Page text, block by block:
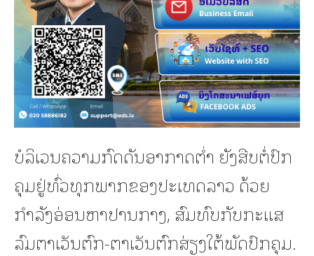
ບໍລິເວນຄວາມກົດດັນອາກາດຕ່ຳ ຍັງສືບຕໍ່ປົກ
ຄຸມຢູ່ທົ່ວທຸກພາກຂອງປະເທດລາວ ດ້ວຍ
ກຳລັງອ່ອນຫາປານກາງ, ສົມທົບກັບກະແສ
ລົມຕາເວັນຕົກ-ຕາເວັນຕົກສ່ຽງໃຕ້ພັດປົກຄຸມ.